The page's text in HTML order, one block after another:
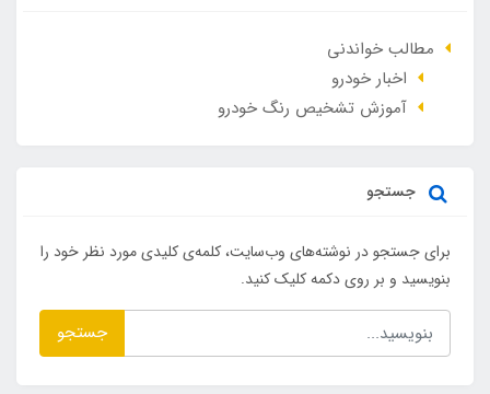
مطالب خواندنی
اخبار خودرو
آموزش تشخیص رنگ خودرو
جستجو
برای جستجو در نوشته‌های وب‌سایت، کلمه‌ی کلیدی مورد نظر خود را
بنویسید و بر روی دکمه کلیک کنید.
جستجو